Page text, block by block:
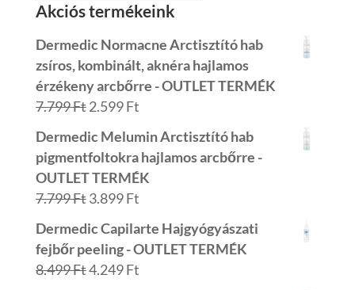
Akciós termékeink
Dermedic Normacne Arctisztító hab
zsíros, kombinált, aknéra hajlamos
érzékeny arcbőrre - OUTLET TERMÉK
7.799FtOriginal
was:
7.799 Ft.
2.599FtCurrent
is:
2.599 Ft.
Dermedic Melumin Arctisztító hab
pigmentfoltokra hajlamos arcbőrre -
OUTLET TERMÉK
7.799FtOriginal
was:
7.799 Ft.
3.899FtCurrent
is:
3.899 Ft.
Dermedic Capilarte Hajgyógyászati
fejbőr peeling - OUTLET TERMÉK
8.499FtOriginal
4.249FtCurrent